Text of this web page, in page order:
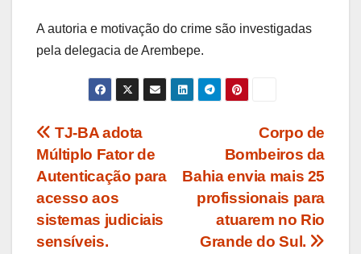
A autoria e motivação do crime são investigadas
pela delegacia de Arembepe.
Navegação
de
Post
Corpo de
Bombeiros da
Bahia envia mais 25
profissionais para
atuarem no Rio
Grande do Sul.
TJ-BA adota
Múltiplo Fator de
Autenticação para
acesso aos
sistemas judiciais
sensíveis.